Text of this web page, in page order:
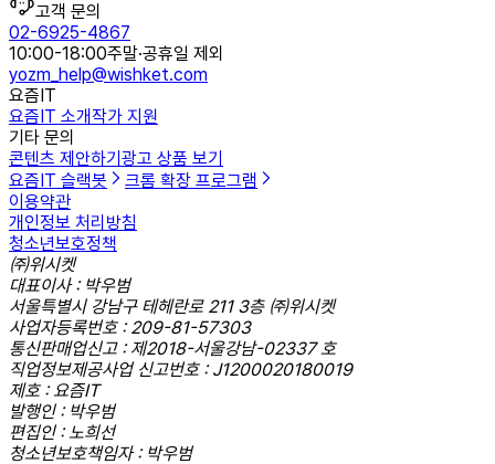
고객 문의
02-6925-4867
10:00-18:00주말·공휴일 제외
yozm_help@wishket.com
요즘IT
요즘IT 소개작가 지원
기타 문의
콘텐츠 제안하기 광고 상품 보기
요즘IT 슬랙봇
크롬 확장 프로그램
이용약관
개인정보 처리방침
청소년보호정책
㈜위시켓
대표이사 : 박우범
서울특별시 강남구 테헤란로 211 3층 ㈜위시켓
사업자등록번호 : 209-81-57303
통신판매업신고 : 제2018-서울강남-02337 호
직업정보제공사업 신고번호 : J1200020180019
제호 : 요즘IT
발행인 : 박우범
편집인 : 노희선
청소년보호책임자 : 박우범